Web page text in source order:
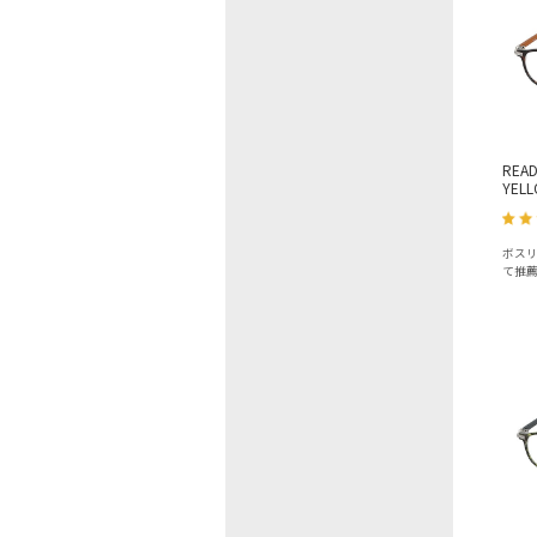
ボス
て推